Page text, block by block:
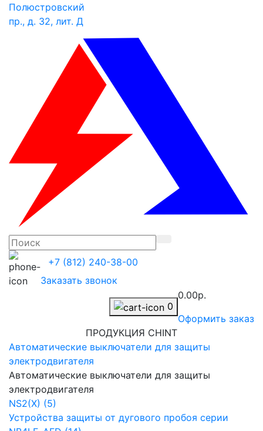
Полюстровский
пр., д. 32, лит. Д
+7 (812) 240-38-00
Заказать звонок
0
0.00р.
Оформить заказ
ПРОДУКЦИЯ CHINT
Автоматические выключатели для защиты
электродвигателя
Автоматические выключатели для защиты
электродвигателя
NS2(X) (5)
Устройства защиты от дугового пробоя серии